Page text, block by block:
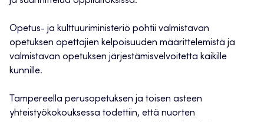
Opetus- ja kulttuuriministeriö pohtii valmistavan
opetuksen opettajien kelpoisuuden määrittelemistä ja
valmistavan opetuksen järjestämisvelvoitetta kaikille
kunnille.
Tampereella perusopetuksen ja toisen asteen
yhteistyökokouksessa todettiin, että nuorten